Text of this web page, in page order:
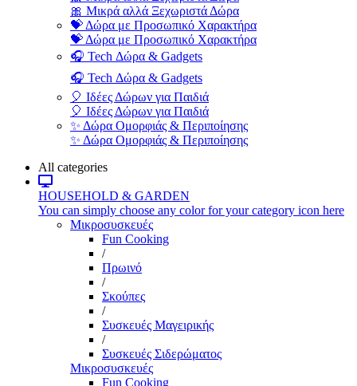
🎀 Μικρά αλλά Ξεχωριστά Δώρα
💝 Δώρα με Προσωπικό Χαρακτήρα
💝 Δώρα με Προσωπικό Χαρακτήρα
🎧 Tech Δώρα & Gadgets
🎧 Tech Δώρα & Gadgets
🎈 Ιδέες Δώρων για Παιδιά
🎈 Ιδέες Δώρων για Παιδιά
✨ Δώρα Ομορφιάς & Περιποίησης
✨ Δώρα Ομορφιάς & Περιποίησης
All categories
HOUSEHOLD & GARDEN
You can simply choose any color for your category icon here
Μικροσυσκευές
Fun Cooking
/
Πρωινό
/
Σκούπες
/
Συσκευές Μαγειρικής
/
Συσκευές Σιδερώματος
Μικροσυσκευές
Fun Cooking